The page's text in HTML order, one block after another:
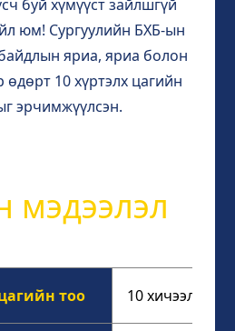
буй хүмүүст зайлшгүй
юм! Сургуулийн БХБ-ын
яриа, яриа болон
өдөрт 10 хүртэлх цагийн
эрчимжүүлсэн.
мэдээлэл
тоо 10 хичээл,